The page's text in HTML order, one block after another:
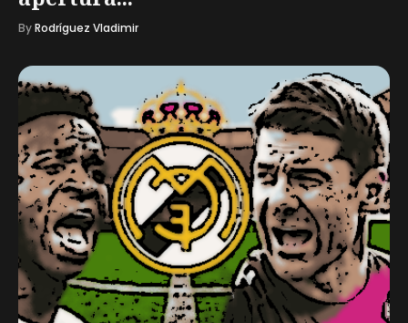
ByRodríguez Vladimir